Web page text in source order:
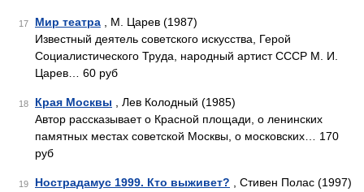
17 Мир театра , М. Царев (1987)
Известный деятель советского искусства, Герой
Социалистического Труда, народный артист СССР М. И.
Царев… 60 руб
18 Края Москвы , Лев Колодный (1985)
Автор рассказывает о Красной площади, о ленинских
памятных местах советской Москвы, о московских… 170
руб
19 Нострадамус 1999. Кто выживет? , Стивен Полас (1997)